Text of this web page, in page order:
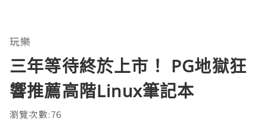
玩樂
三年等待終於上市！ PG地獄狂
響推薦高階Linux筆記本
瀏覽次數:76